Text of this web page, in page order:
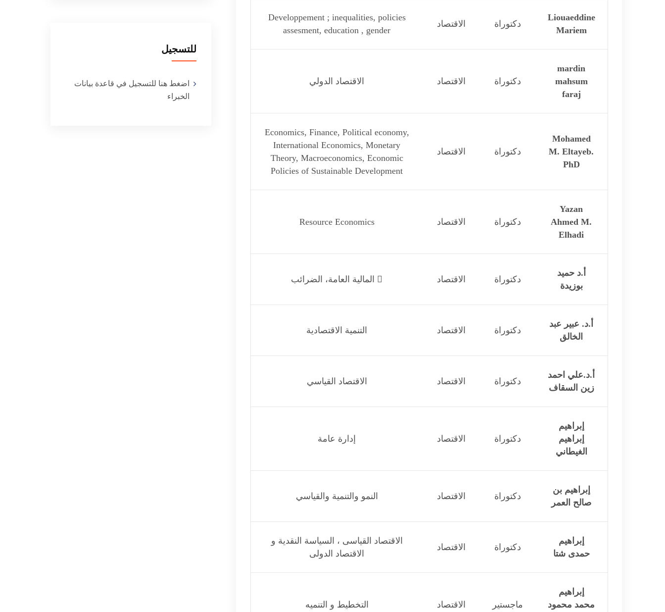
للتسجيل
اضغط هنا للتسجيل في قاعدة بيانات
الخبراء
Liouaeddine
Mariem
دكتوراة الاقتصاد
Developpement ; inequalities, policies
assesment, education , gender
mardin
mahsum
faraj
دكتوراة الاقتصاد الاقتصاد الدولي
Mohamed
M. Eltayeb.
PhD
دكتوراة الاقتصاد
Economics, Finance, Political economy,
International Economics, Monetary
Theory, Macroeconomics, Economic
Policies of Sustainable Development
Yazan
Ahmed M.
Elhadi
دكتوراة الاقتصاد Resource Economics
أ.د حميد
بوزيدة
دكتوراة الاقتصاد  المالية العامة، الضرائب
أ.د. عبير عبد
الخالق
دكتوراة الاقتصاد التنمية الاقتصادية
أ.د.علي احمد
زين السقاف
دكتوراة الاقتصاد الاقتصاد القياسي
إبراهيم
إبراهيم
الغيطاني
دكتوراة الاقتصاد إدارة عامة
إبراهيم بن
صالح العمر
دكتوراة الاقتصاد النمو والتنمية والقياسي
إبراهيم
حمدى شتا
دكتوراة الاقتصاد
الاقتصاد القياسى ، السياسة النقدية و
الاقتصاد الدولى
إبراهيم
محمد محمود
ماجستير الاقتصاد التخطيط و التنميه